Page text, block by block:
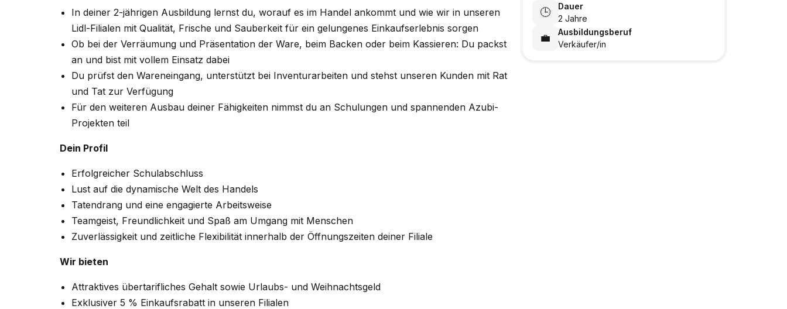
In deiner 2-jährigen Ausbildung lernst du, worauf es im Handel ankommt und wie wir in unseren
Lidl-Filialen mit Qualität, Frische und Sauberkeit für ein gelungenes Einkaufserlebnis sorgen
Ob bei der Verräumung und Präsentation der Ware, beim Backen oder beim Kassieren: Du packst
an und bist mit vollem Einsatz dabei
Du prüfst den Wareneingang, unterstützt bei Inventurarbeiten und stehst unseren Kunden mit Rat
und Tat zur Verfügung
Für den weiteren Ausbau deiner Fähigkeiten nimmst du an Schulungen und spannenden Azubi-
Projekten teil
Dein Profil
Erfolgreicher Schulabschluss
Lust auf die dynamische Welt des Handels
Tatendrang und eine engagierte Arbeitsweise
Teamgeist, Freundlichkeit und Spaß am Umgang mit Menschen
Zuverlässigkeit und zeitliche Flexibilität innerhalb der Öffnungszeiten deiner Filiale
Wir bieten
Attraktives übertarifliches Gehalt sowie Urlaubs- und Weihnachtsgeld
Exklusiver 5 % Einkaufsrabatt in unseren Filialen
🕒
Dauer
2 Jahre
💼
Ausbildungsberuf
Verkäufer/in